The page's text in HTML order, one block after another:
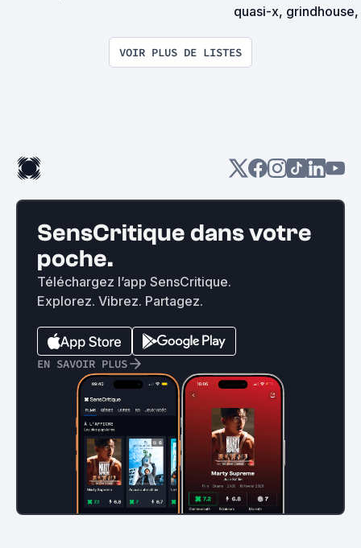
quasi-x,
VOIR PLUS DE LISTES
SensCritique dans votre
poche.
Téléchargez l’app SensCritique.
Explorez. Vibrez. Partagez.
EN SAVOIR PLUS